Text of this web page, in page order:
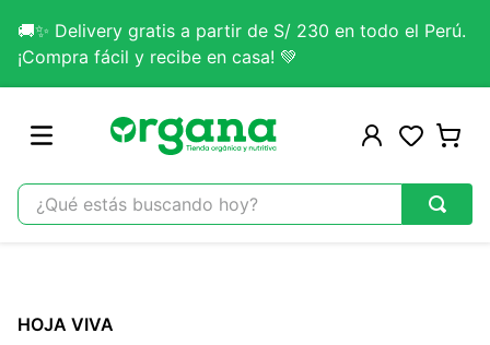
🚚✨ Delivery gratis a partir de S/ 230 en todo el Perú.
¡Compra fácil y recibe en casa! 💚
¿Qué estás buscando hoy?
2.
citrato magnesio
HOJA VIVA